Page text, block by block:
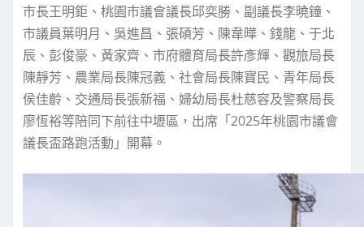
市長王明鉅、桃園市議會議長邱奕勝、副議長李曉鐘、
市議員葉明月、吳進昌、張碩芳、陳韋曄、錢龍、于北
辰、彭俊豪、黃家齊、市府體育局長許彥輝、觀旅局長
陳靜芳、農業局長陳冠義、社會局長陳寶民、青年局長
侯佳齡、交通局長張新福、婦幼局長杜慈容及警察局長
廖恆裕等陪同下前往中壢區，出席「2025年桃園市議會
議長盃路跑活動」開幕。